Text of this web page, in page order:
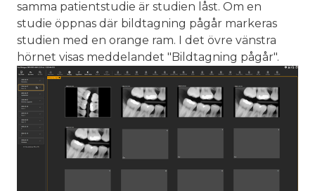
samma patientstudie är studien låst. Om en
studie öppnas där bildtagning pågår markeras
studien med en orange ram. I det övre vänstra
hörnet visas meddelandet "Bildtagning pågår".